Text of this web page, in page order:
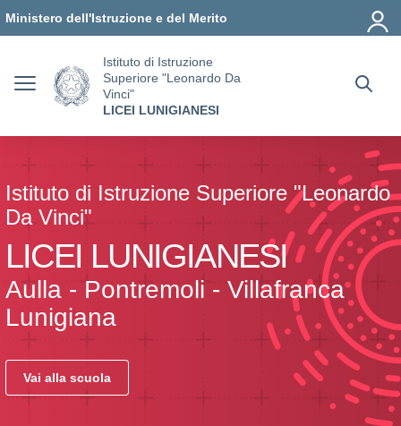
Ministero dell'Istruzione e del Merito
Istituto di Istruzione
Superiore "Leonardo Da
Vinci"
LICEI LUNIGIANESI
Istituto di Istruzione Superiore "Leonardo
Da Vinci"
LICEI LUNIGIANESI
Aulla - Pontremoli - Villafranca
Lunigiana
Vai alla scuola